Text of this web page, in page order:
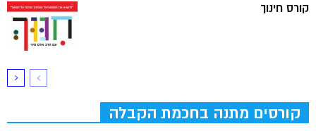
קורס חינוך
קורסים מתנה בחכמת הקבלה